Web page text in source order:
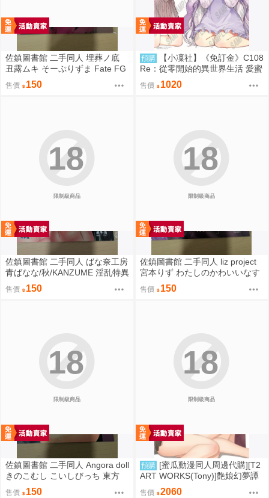
佐鎮圖書館 二手同人 埋葬ノ底
丑露ムキ そーぷりずま Fate FG
售價 150
預購
【小凜社】《免訂金》C108
Re：從零開始的異世界生活 愛蜜
莉雅 艾姬多娜 拉姆 雷姆 B2掛軸
售價 1020
限制級商品
18
佐鎮圖書館 二手同人 ばな奈工房
青ばなな/秋/KANZUME 淫乱特異
点英霊風俗七番勝負 Fate FGO
售價 150
限制級商品
18
佐鎮圖書館 二手同人 liz project
宮本りず わたしのかわいいなす
びちゃん Fate FGO
售價 150
限制級商品
18
佐鎮圖書館 二手同人 Angora doll
きのこむし こいしびっち 東方
售價 150
限制級商品
18
預購 [蜜瓜動漫同人周邊代購][T2
ART WORKS(Tony)]艶娘幻夢譚
【プレイマット】(同人誌)
售價 2060